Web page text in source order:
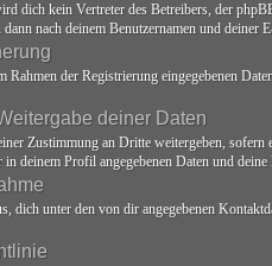
dich kein Vertreter des Betreibers, der
nach deinem Benutzernamen und deiner
Rahmen der Registrierung eingegebenen
deiner Daten
Zustimmung an Dritte weitergeben,
deinem Profil angegebenen Daten und
dich unter den von dir angegebenen